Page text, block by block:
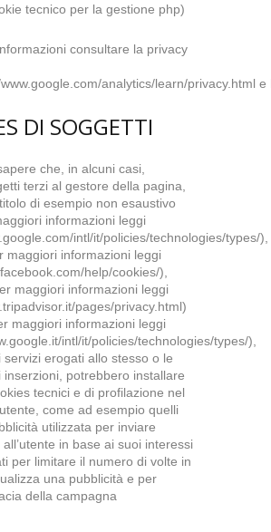
tecnico per la gestione php)
consultare la privacy
analytics/learn/privacy.html e
DI SOGGETTI
che, in alcuni casi,
terzi al gestore della pagina,
di esempio non esaustivo
informazioni leggi
intl/it/policies/technologies/types/),
maggiori informazioni leggi
help/cookies/),
maggiori informazioni leggi
pages/privacy.html)
maggiori informazioni leggi
intl/it/policies/technologies/types/),
servizi erogati allo stesso o le
inserzioni, potrebbero installare
tecnici e di profilazione nel
come ad esempio quelli
utilizzata per inviare
in base ai suoi interessi
per limitare il numero di volte in
una pubblicità e per
della campagna